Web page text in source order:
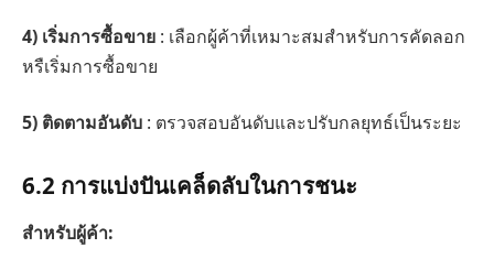
4) เริ่มการซื้อขาย : เลือกผู้ค้าที่เหมาะสมสำหรับการคัดลอก
หรืเริ่มการซื้อขาย
5) ติดตามอันดับ : ตรวจสอบอันดับและปรับกลยุทธ์เป็นระยะ
6.2 การแบ่งปันเคล็ดลับในการชนะ
สำหรับผู้ค้า: